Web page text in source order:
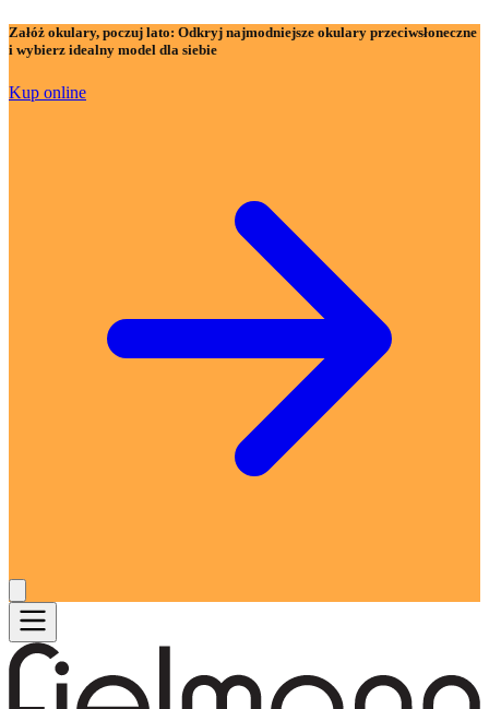
Załóż okulary, poczuj lato: Odkryj najmodniejsze okulary przeciwsłoneczne
i wybierz idealny model dla siebie
Kup online